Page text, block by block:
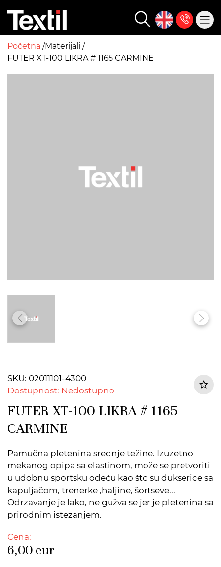
Početna Materijali
FUTER XT-100 LIKRA # 1165 CARMINE
SKU: 02011101-4300
Dostupnost: Nedostupno
FUTER XT-100 LIKRA # 1165
CARMINE
Pamučna pletenina srednje težine. Izuzetno
mekanog opipa sa elastinom, može se pretvoriti
u udobnu sportsku odeću kao što su dukserice sa
kapuljačom, trenerke ,haljine, šortseve...
Odrzavanje je lako, ne gužva se jer je pletenina sa
prirodnim istezanjem.
Cena:
6,00 eur